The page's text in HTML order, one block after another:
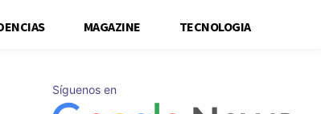
MAGAZINE TECNOLOGIA
Síguenos en